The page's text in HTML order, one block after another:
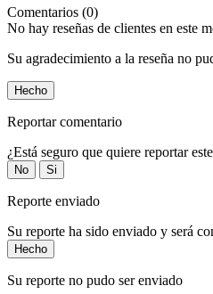
Comentarios (0)
No hay reseñas de clientes en este
Su agradecimiento a la reseña no
Hecho
Reportar comentario
¿Está seguro que quiere reportar
No Si
Reporte enviado
Su reporte ha sido enviado y será
Hecho
Su reporte no pudo ser enviado